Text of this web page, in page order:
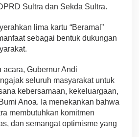
Sultra dan Sekda Sultra.
lima kartu “Beramal”
sebagai bentuk dukungan
acara, Gubernur Andi
seluruh masyarakat untuk
kebersamaan, kekeluargaan,
Anoa. Ia menekankan bahwa
membutuhkan komitmen
dan semangat optimisme yang